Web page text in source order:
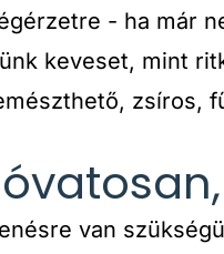
- ha már
keveset, mint
zsíros,
van